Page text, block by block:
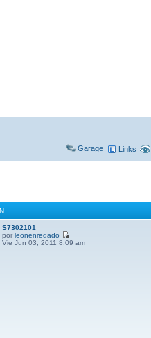
Garage Links
S7302101
por leonenredado
Vie Jun 03, 2011 8:09 am